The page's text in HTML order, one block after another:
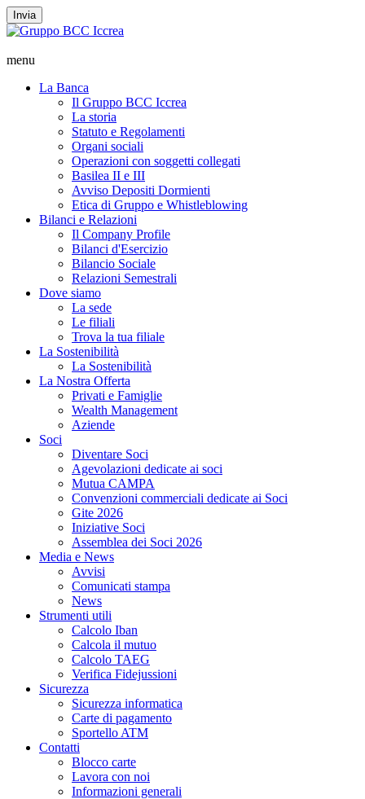
Invia
menu
La Banca
Il Gruppo BCC Iccrea
La storia
Statuto e Regolamenti
Organi sociali
Operazioni con soggetti collegati
Basilea II e III
Avviso Depositi Dormienti
Etica di Gruppo e Whistleblowing
Bilanci e Relazioni
Il Company Profile
Bilanci d'Esercizio
Bilancio Sociale
Relazioni Semestrali
Dove siamo
La sede
Le filiali
Trova la tua filiale
La Sostenibilità
La Sostenibilità
La Nostra Offerta
Privati e Famiglie
Wealth Management
Aziende
Soci
Diventare Soci
Agevolazioni dedicate ai soci
Mutua CAMPA
Convenzioni commerciali dedicate ai Soci
Gite 2026
Iniziative Soci
Assemblea dei Soci 2026
Media e News
Avvisi
Comunicati stampa
News
Strumenti utili
Calcolo Iban
Calcola il mutuo
Calcolo TAEG
Verifica Fidejussioni
Sicurezza
Sicurezza informatica
Carte di pagamento
Sportello ATM
Contatti
Blocco carte
Lavora con noi
Informazioni generali